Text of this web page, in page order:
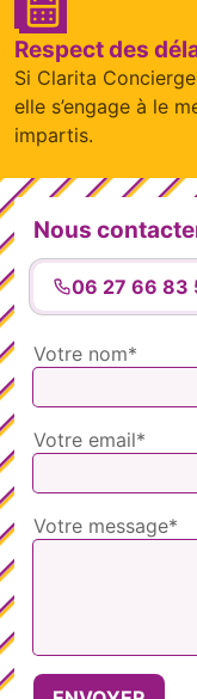
Respect des
Si Clarita
elle s’engage à le
impartis.
Nous
06 27 66 83
Votre nom*
Votre email*
Votre message*